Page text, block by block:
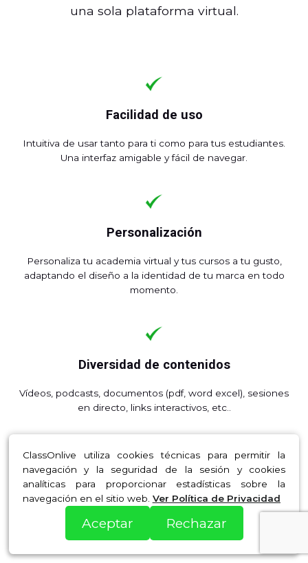
ClassOnlive utiliza cookies técnicas para permitir la
navegación y la seguridad de la sesión y cookies
analíticas para proporcionar estadísticas sobre la
navegación en el sitio web. Ver Política de Privacidad
Aceptar Rechazar
una sola plataforma virtual.
Facilidad de uso
Intuitiva de usar tanto para ti como para tus estudiantes.
Una interfaz amigable y fácil de navegar.
Personalización
Personaliza tu academia virtual y tus cursos a tu gusto,
adaptando el diseño a la identidad de tu marca en todo
momento.
Diversidad de contenidos
Vídeos, podcasts, documentos (pdf, word excel), sesiones
en directo, links interactivos, etc..
Múltiples Formaciones
Mini Cursos, Cursos estructurados en temas, Webinars,
Coaching y Tutorías, Packs y Bundles, Membresías y
Suscripciones, SCORM.